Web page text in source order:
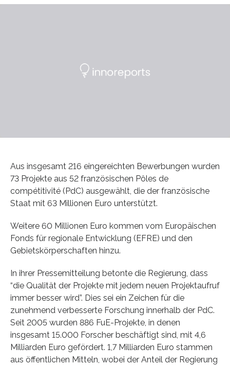
Aus insgesamt 216 eingereichten Bewerbungen wurden
73 Projekte aus 52 französischen Pôles de
compétitivité (PdC) ausgewählt, die der französische
Staat mit 63 Millionen Euro unterstützt.
Weitere 60 Millionen Euro kommen vom Europäischen
Fonds für regionale Entwicklung (EFRE) und den
Gebietskörperschaften hinzu.
In ihrer Pressemitteilung betonte die Regierung, dass
“die Qualität der Projekte mit jedem neuen Projektaufruf
immer besser wird”. Dies sei ein Zeichen für die
zunehmend verbesserte Forschung innerhalb der PdC.
Seit 2005 wurden 886 FuE-Projekte, in denen
insgesamt 15.000 Forscher beschäftigt sind, mit 4,6
Milliarden Euro gefördert. 1,7 Milliarden Euro stammen
aus öffentlichen Mitteln, wobei der Anteil der Regierung